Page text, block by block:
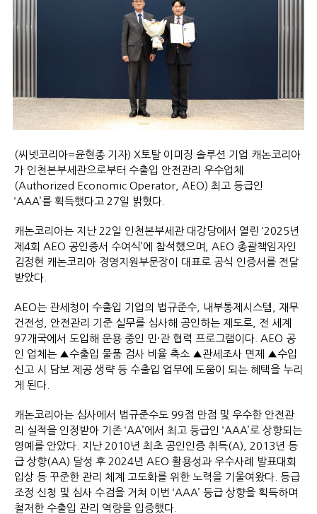
(씨넷코리아=윤현종 기자) X토탈 이미징 솔루션 기업 캐논코리아
가 인천본부세관으로부터 수출입 안전관리 우수업체
(Authorized Economic Operator, AEO) 최고 등급인
‘AAA’를 획득했다고 27일 밝혔다.
캐논코리아는 지난 22일 인천본부세관 대강당에서 열린 ‘2025년
제4회 AEO 공인증서 수여식’에 참석했으며, AEO 총괄책임자인
김정현 캐논코리아 경영지원부문장이 대표로 공식 인증서를 전달
받았다.
AEO는 관세청이 수출입 기업의 법규준수, 내부통제시스템, 재무
건전성, 안전관리 기준 실무를 심사해 공인하는 제도로, 전 세계
97개국에서 도입해 운용 중인 민·관 협력 프로그램이다. AEO 공
인 업체는 ▲수출입 물품 검사 비율 축소 ▲관세조사 면제 ▲수입
신고 시 담보 제공 생략 등 수출입 업무에 도움이 되는 혜택을 누리
게 된다.
캐논코리아는 심사에서 법규준수도 99점 만점 및 우수한 안전관
리 실적을 인정받아 기존 ‘AA’에서 최고 등급인 ‘AAA’로 상향되는
영예를 안았다. 지난 2010년 최초 공인인증 취득(A), 2013년 등
급 상향(AA) 달성 후 2024년 AEO 활용성과 우수사례 발표대회
입상 등 꾸준한 관리 체계 고도화를 위한 노력을 기울여왔다. 등급
조정 신청 및 심사 수검을 거쳐 이번 ‘AAA’ 등급 상향을 획득하며
철저한 수출입 관리 역량을 입증했다.